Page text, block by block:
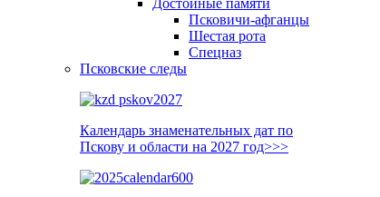
Достойные памяти
Псковичи-афганцы
Шестая рота
Спецназ
Псковские следы
Календарь знаменательных дат по
Пскову и области на 2027 год>>>